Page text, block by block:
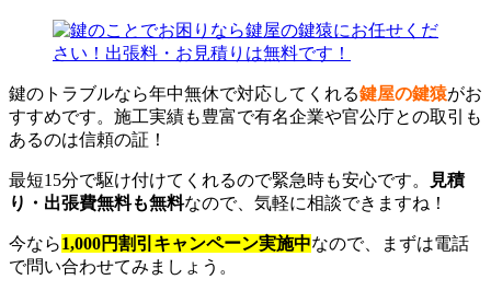
鍵のトラブルなら年中無休で対応してくれる鍵屋の鍵猿がお
すすめです。施工実績も豊富で有名企業や官公庁との取引も
あるのは信頼の証！
最短15分で駆け付けてくれるので緊急時も安心です。
見積
り・出張費無料も無料なので、気軽に相談できますね！
今なら1,000円割引キャンペーン実施中なので、まずは電話
で問い合わせてみましょう。